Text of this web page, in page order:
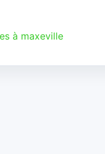
à maxeville